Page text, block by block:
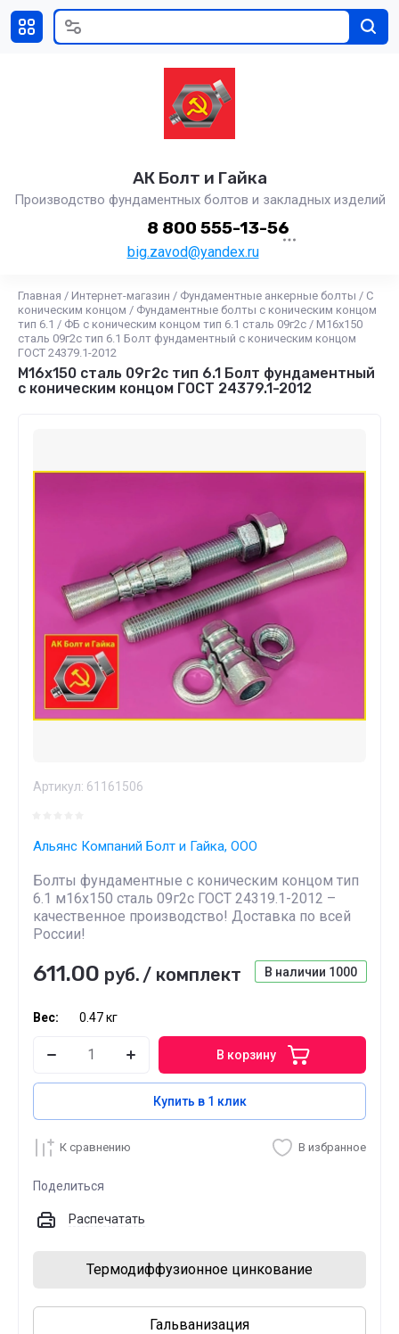
АК Болт и Гайка
Производство фундаментных болтов и закладных изделий
big.zavod@yandex.ru
8 800 555-13-56
Главная / Интернет-магазин / Фундаментные анкерные болты / С
коническим концом / Фундаментные болты с коническим концом
тип 6.1 / ФБ с коническим концом тип 6.1 сталь 09г2с / М16х150
сталь 09г2с тип 6.1 Болт фундаментный с коническим концом
ГОСТ 24379.1-2012
М16х150 сталь 09г2с тип 6.1 Болт фундаментный
с коническим концом ГОСТ 24379.1-2012
Артикул: 61161506
Альянс Компаний Болт и Гайка, ООО
Болты фундаментные с коническим концом тип
6.1 м16х150 сталь 09г2с ГОСТ 24319.1-2012 –
качественное производство! Доставка по всей
России!
В наличии 1000
611.00 руб. / комплект
Вес: 0.47 кг
В корзину
Купить в 1 клик
К сравнению В избранное
Поделиться
Распечатать
Термодиффузионное цинкование
Гальванизация